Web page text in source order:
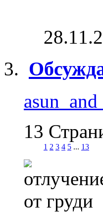
13
1 2 3 4 5 ... 13